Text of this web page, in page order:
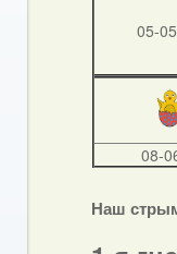
05-
08-
Наш